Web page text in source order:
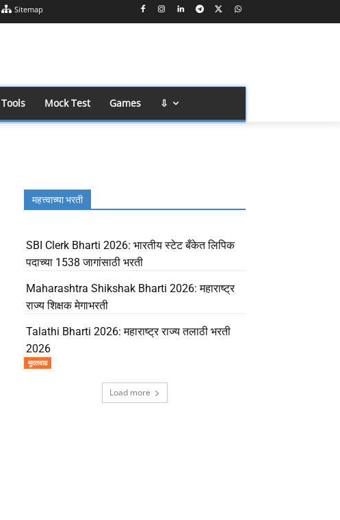
Sitemap
Tools Mock Test Games ⇩
महत्त्वाच्या भरती
SBI Clerk Bharti 2026: भारतीय स्टेट बँकेत लिपिक
पदाच्या 1538 जागांसाठी भरती
Maharashtra Shikshak Bharti 2026: महाराष्ट्र
राज्य शिक्षक मेगाभरती
Talathi Bharti 2026: महाराष्ट्र राज्य तलाठी भरती
2026
मुदतवाढ
Load more